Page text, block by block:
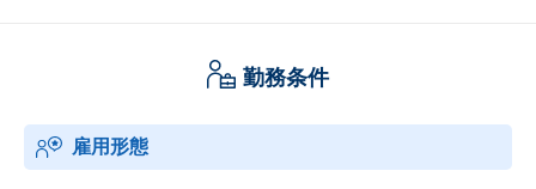
社内外のライター、プロのカメラマンによるクオリティーの高い
記事に、クライアント（ドクター）、ユーザー（読者）から高い
一人でも多くのドクターをユーザーに紹介できるように、「ドク
ターズ・ファイル」取材のアポイントを獲得していただくお仕事
勤務条件
雇用形態